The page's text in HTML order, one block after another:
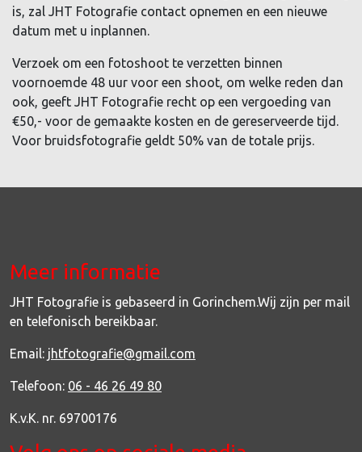
is, zal JHT Fotografie contact opnemen en een nieuwe
datum met u inplannen.
Verzoek om een fotoshoot te verzetten binnen
voornoemde 48 uur voor een shoot, om welke reden dan
ook, geeft JHT Fotografie recht op een vergoeding van
€50,- voor de gemaakte kosten en de gereserveerde tijd.
Voor bruidsfotografie geldt 50% van de totale prijs.
Meer informatie
JHT Fotografie is gebaseerd in Gorinchem.Wij zijn per mail
en telefonisch bereikbaar.
Email: jhtfotografie@gmail.com
Telefoon: 06 - 46 26 49 80
K.v.K. nr. 69700176